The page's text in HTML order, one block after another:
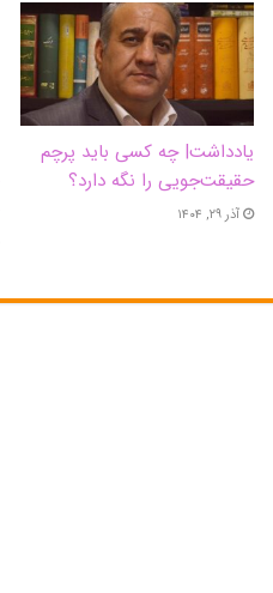
یادداشت| ‌چه کسی باید پرچم
حقیقت‌جویی را نگه دارد؟
آذر ۲۹, ۱۴۰۴